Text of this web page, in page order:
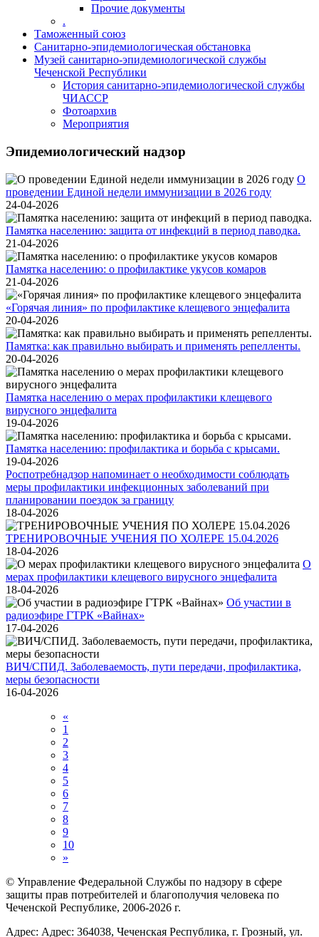
Прочие документы
.
Таможенный союз
Санитарно-эпидемиологическая обстановка
Музей санитарно-эпидемиологической службы
Чеченской Республики
История санитарно-эпидемиологической службы
ЧИАССР
Фотоархив
Мероприятия
Эпидемиологический надзор
О
проведении Единой недели иммунизации в 2026 году
24-04-2026
Памятка населению: защита от инфекций в период паводка.
21-04-2026
Памятка населению: о профилактике укусов комаров
21-04-2026
«Горячая линия» по профилактике клещевого энцефалита
20-04-2026
Памятка: как правильно выбирать и применять репелленты.
20-04-2026
Памятка населению о мерах профилактики клещевого
вирусного энцефалита
19-04-2026
Памятка населению: профилактика и борьба с крысами.
19-04-2026
Роспотребнадзор напоминает о необходимости соблюдать
меры профилактики инфекционных заболеваний при
планировании поездок за границу
18-04-2026
ТРЕНИРОВОЧНЫЕ УЧЕНИЯ ПО ХОЛЕРЕ 15.04.2026
18-04-2026
О
мерах профилактики клещевого вирусного энцефалита
18-04-2026
Об участии в
радиоэфире ГТРК «Вайнах»
17-04-2026
ВИЧ/СПИД. Заболеваемость, пути передачи, профилактика,
меры безопасности
16-04-2026
«
1
2
3
4
5
6
7
8
9
10
»
© Управление Федеральной Службы по надзору в сфере
защиты прав потребителей и благополучия человека по
Чеченской Республике, 2006-2026 г.
Адрес: Адрес: 364038, Чеченская Республика, г. Грозный, ул.